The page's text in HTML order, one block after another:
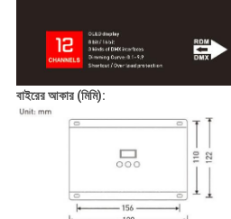
বাইরের আকার (মিমি):